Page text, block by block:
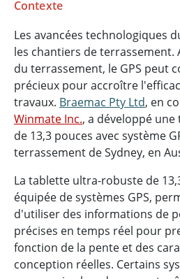
Contexte
Les avancées technologiques
les chantiers de terrassement.
du terrassement, le GPS peut
précieux pour accroître
travaux. Braemac Pty Ltd, en
Winmate Inc., a développé
de 13,3 pouces avec système
terrassement de Sydney, en
La tablette ultra-robuste de
équipée de systèmes GPS,
d'utiliser des informations de
précises en temps réel pour
fonction de la pente et des
conception réelles. Certains